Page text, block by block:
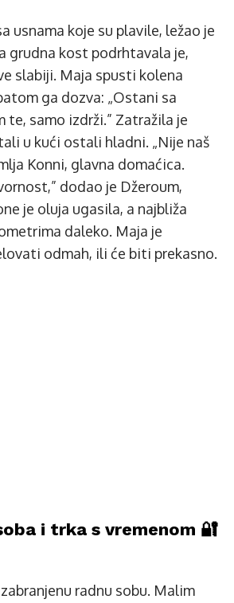
usnama koje su plavile, ležao je
grudna kost podrhtavala je,
slabiji. Maja spusti kolena
ga dozva: „Ostani sa
te, samo izdrži.” Zatražila je
u kući ostali hladni. „Nije naš
Konni, glavna domaćica.
dodao je Džeroum,
je oluja ugasila, a najbliža
daleko. Maja je
odmah, ili će biti prekasno.
i trka s vremenom 🔐
radnu sobu. Malim